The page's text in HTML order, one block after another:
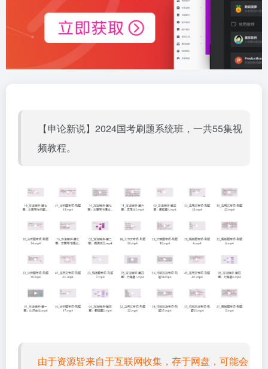
【申论新说】2024国考刷题系统班，一共55集视
频教程。
由于资源皆来自于互联网收集，存于网盘，可能会